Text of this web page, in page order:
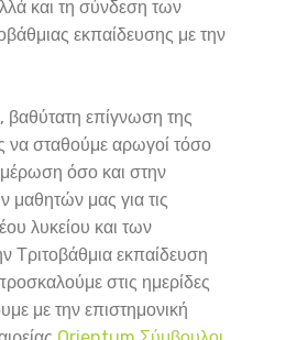
και τη σύνδεση των
εκπαίδευσης με την
βαθύτατη επίγνωση της
σταθούμε αρωγοί τόσο
όσο και στην
μαθητών μας για τις
λυκείου και των
Τριτοβάθμια εκπαίδευση
στις ημερίδες
με την επιστημονική